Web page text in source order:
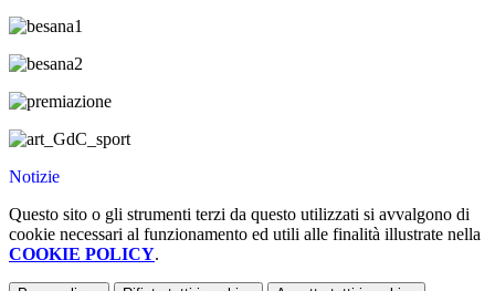
Notizie
Questo sito o gli strumenti terzi da questo utilizzati si avvalgono di
cookie necessari al funzionamento ed utili alle finalità illustrate nella
COOKIE POLICY.